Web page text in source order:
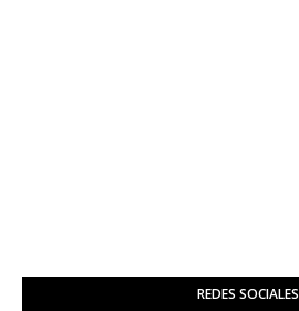
REDES SOCIALES